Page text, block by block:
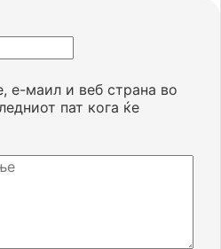
е-маил и веб страна во
пат кога ќе